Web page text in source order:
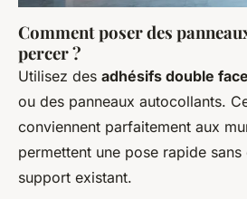
Comment poser des
percer ?
Utilisez des adhésifs double face
ou des panneaux autocollants.
conviennent parfaitement aux
permettent une pose rapide
support existant.